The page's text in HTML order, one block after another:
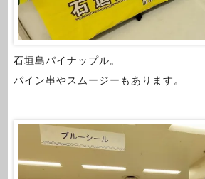
石垣島パイナップル。
パイン串やスムージーもあります。